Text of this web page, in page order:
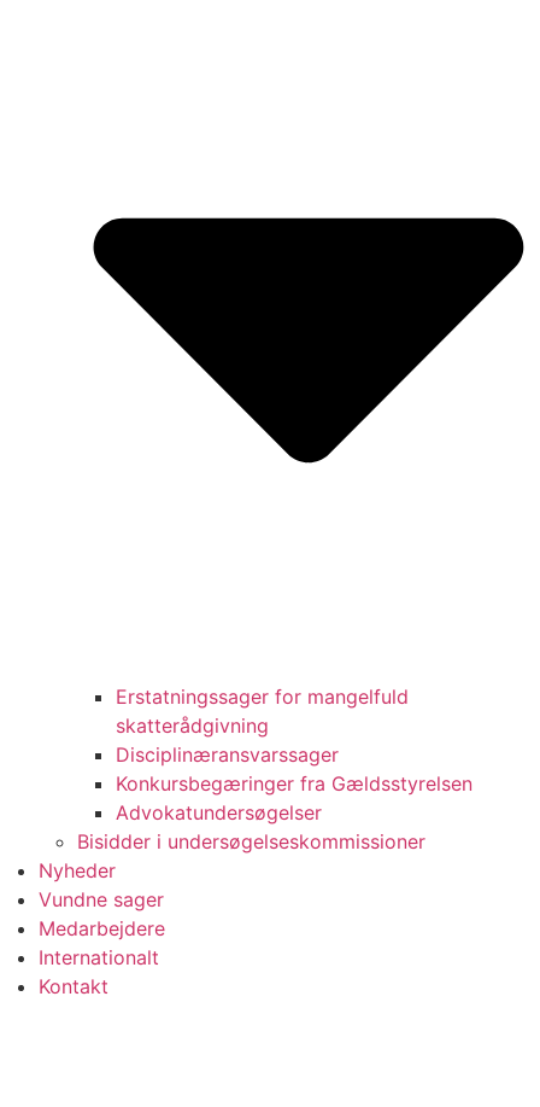
Erstatningssager for mangelfuld
skatterådgivning
Disciplinæransvarssager
Konkursbegæringer fra Gældsstyrelsen
Advokatundersøgelser
Bisidder i undersøgelseskommissioner
Nyheder
Vundne sager
Medarbejdere
Internationalt
Kontakt